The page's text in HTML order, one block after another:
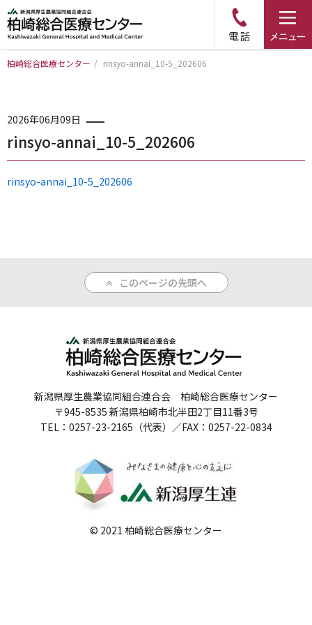
病院について
診療科・部門のご案内
入院のご案内
医療関係者の方へ
病院誌
個人情報保護方針
反社会的勢力に対する基本方針
院内感染対策指針
柏崎総合医療センター / rinsyo-annai_10-5_202606
2026年06月09日
rinsyo-annai_10-5_202606
rinsyo-annai_10-5_202606
このページの先頭へ
新潟県厚生農業協同組合連合会 柏崎総合医療センター
〒945-8535 新潟県柏崎市北半田2丁目11番3号
TEL：0257-23-2165（代表）／FAX：0257-22-0834
© 2021 柏崎総合医療センター